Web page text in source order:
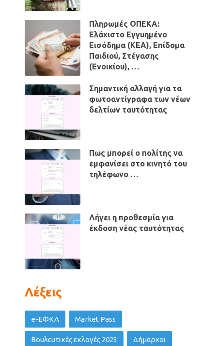
Πληρωμές ΟΠΕΚΑ:
Ελάχιστο Εγγυημένο
Εισόδημα (ΚΕΑ), Επίδομα
Παιδιού, Στέγασης
(Ενοικίου), …
Σημαντική αλλαγή για τα
φωτοαντίγραφα των νέων
δελτίων ταυτότητας
Πως μπορεί ο πολίτης να
εμφανίσει στο κινητό του
τηλέφωνο …
Λήγει η προθεσμία για
έκδοση νέας ταυτότητας
Λέξεις
e-ΕΦΚΑ Market Pass
Βουλευτικές εκλογές 2023 Δήμαρχοι